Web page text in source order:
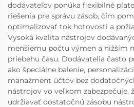
dodávateľov ponúka flexibilné
riešenia pre správu zásob, čím
optimalizovať tok hotovosti a
Vysoká kvalita nástrojov
menšiemu počtu výmen a nižším
priebehu času. Dodávatelia často
ako špeciálne balenie,
manažment účtov bez
nástrojov vo veľkom zabezpečuje,
udržiavať dostatočnú zásobu